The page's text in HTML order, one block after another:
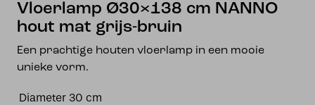
Vloerlamp Ø30×138 cm NANNO
hout mat grijs-bruin
Een prachtige houten vloerlamp in een mooie
unieke vorm.
Diameter 30 cm